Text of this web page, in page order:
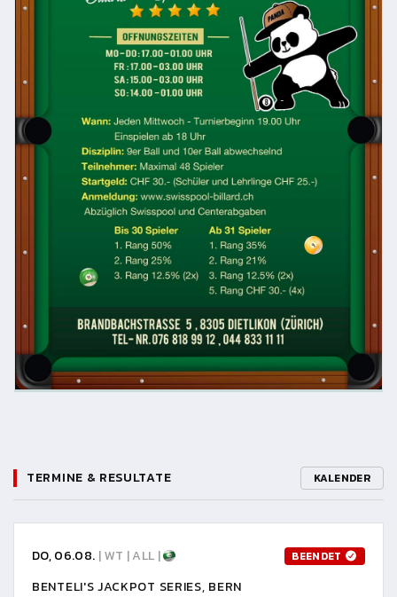
TERMINE & RESULTATE KALENDER
DO, 06.08. | WT | ALL | BEENDET
BENTELI'S JACKPOT SERIES, BERN